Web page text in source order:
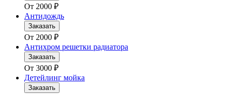
От 2000 ₽
Антидождь
Заказать
От 2000 ₽
Антихром решетки радиатора
Заказать
От 3000 ₽
Детейлинг мойка
Заказать